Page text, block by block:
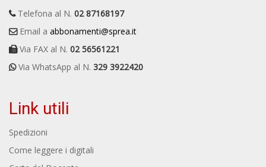
Telefona al N. 02 87168197
Email a abbonamenti@sprea.it
Via FAX al N. 02 56561221
Via WhatsApp al N. 329 3922420
Link utili
Spedizioni
Come leggere i digitali